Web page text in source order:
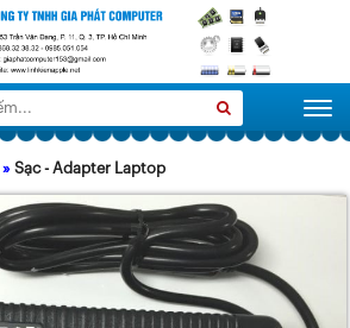
» Sạc - Adapter Laptop